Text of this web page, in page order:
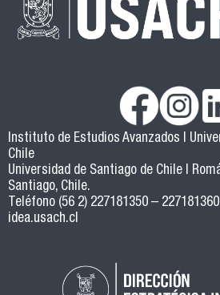
Instituto de Estudios Avanzados |
Chile
Universidad de Santiago de Chile |
Santiago, Chile.
Teléfono (56 2) 227181350 – 227181360
idea.usach.cl